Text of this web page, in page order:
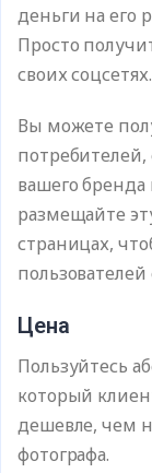
деньги на его
Просто
своих соцсетях.
Вы можете
вашего бренда
размещайте
страницах,
Цена
Пользуйтесь
который
дешевле, чем
фотографа.